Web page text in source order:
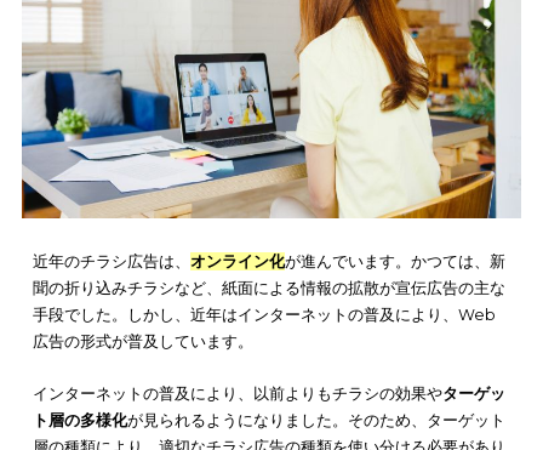
オンライン化が進む「チラシ広告」とは？